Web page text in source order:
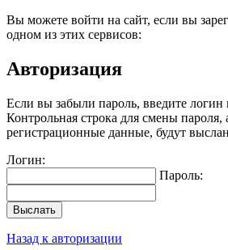
Вы можете войти на сайт, если вы
одном из этих сервисов:
Авторизация
Если вы забыли пароль, введите
Контрольная строка для смены пароля,
регистрационные данные, будут
Логин:
Пароль:
Выслать
Назад к авторизации